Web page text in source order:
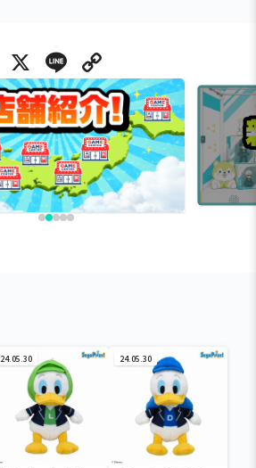
X Line
24.05.30 24.05.30